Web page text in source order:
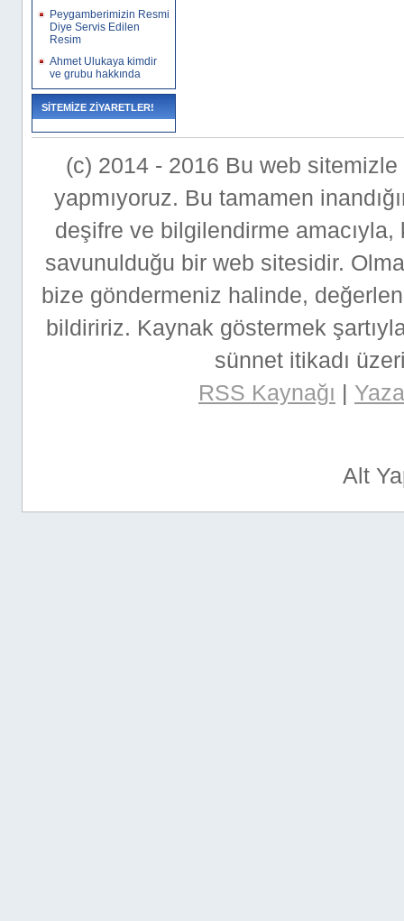
Peygamberimizin Resmi
Diye Servis Edilen
Resim
Ahmet Ulukaya kimdir
ve grubu hakkında
SİTEMİZE ZİYARETLER!
(c) 2014 - 2016 Bu web
yapmıyoruz. Bu tamamen
deşifre ve bilgilendirme
savunulduğu bir web sitesidir.
bize göndermeniz halinde,
bildiririz. Kaynak göstermek
sünnet itikadı
RSS Kaynağı |
Alt